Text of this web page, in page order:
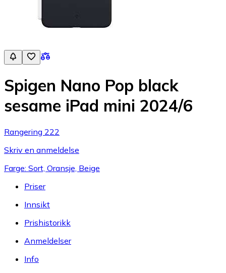
Spigen Nano Pop black
sesame iPad mini 2024/6
Rangering 222
Skriv en anmeldelse
Farge: Sort, Oransje, Beige
Priser
Innsikt
Prishistorikk
Anmeldelser
Info